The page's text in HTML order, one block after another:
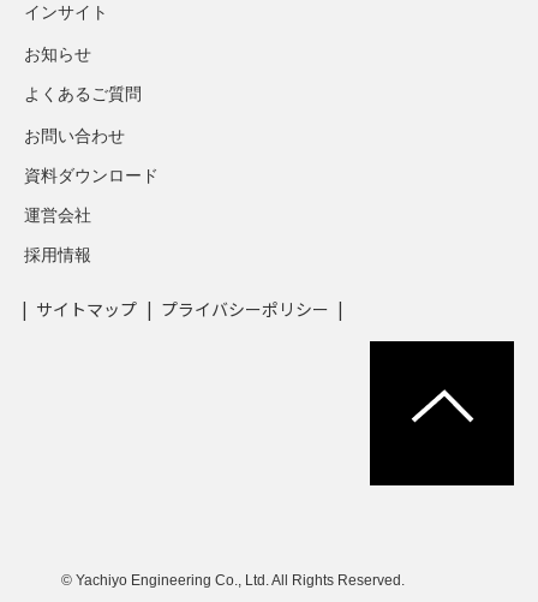
インサイト
お知らせ
よくあるご質問
お問い合わせ
資料ダウンロード
運営会社
採用情報
サイトマップ プライバシーポリシー
© Yachiyo Engineering Co., Ltd. All Rights Reserved.